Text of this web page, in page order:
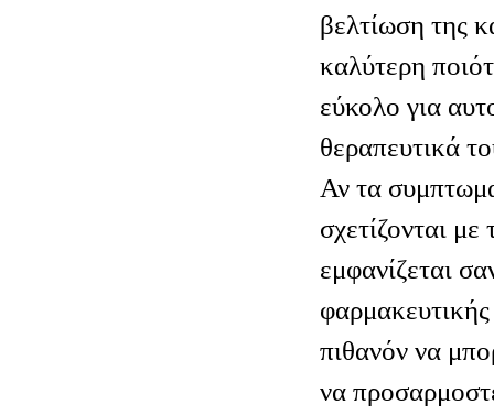
βελτίωση της
καλύτερη
εύκολο για
θεραπευτικά
Αν τα
σχετίζονται
εμφανίζεται
πιθανόν να
να